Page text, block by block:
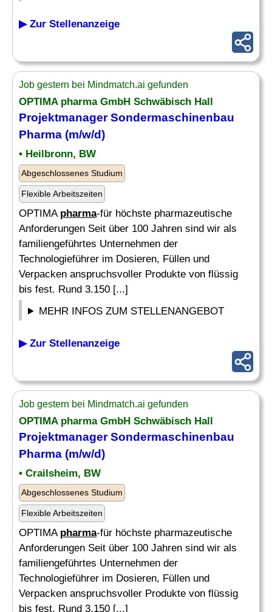
▶ Zur Stellenanzeige
Job gestern bei Mindmatch.ai gefunden
OPTIMA pharmaGmbH Schwäbisch Hall
Projektmanager Sondermaschinenbau
Pharma (m/w/d)
• Heilbronn, BW
Abgeschlossenes Studium
Flexible Arbeitszeiten
OPTIMA pharma-für höchste pharmazeutische
Anforderungen Seit über 100 Jahren sind wir als
familiengeführtes Unternehmen der
Technologieführer im Dosieren, Füllen und
Verpacken anspruchsvoller Produkte von flüssig
bis fest. Rund 3.150 [...]
MEHR INFOS ZUM STELLENANGEBOT
▶ Zur Stellenanzeige
Job gestern bei Mindmatch.ai gefunden
OPTIMA pharmaGmbH Schwäbisch Hall
Projektmanager Sondermaschinenbau
Pharma (m/w/d)
• Crailsheim, BW
Abgeschlossenes Studium
Flexible Arbeitszeiten
OPTIMA pharma-für höchste pharmazeutische
Anforderungen Seit über 100 Jahren sind wir als
familiengeführtes Unternehmen der
Technologieführer im Dosieren, Füllen und
Verpacken anspruchsvoller Produkte von flüssig
bis fest. Rund 3.150 [...]